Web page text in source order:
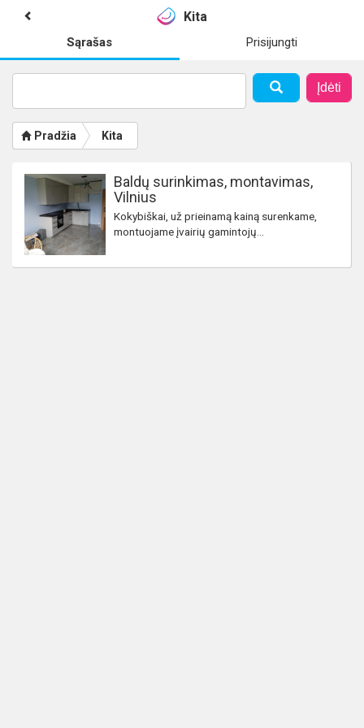
Kita
Sąrašas Prisijungti
Įdėti
Pradžia Kita
Baldų surinkimas, montavimas,
Vilnius
Kokybiškai, už prieinamą kainą surenkame,
montuojame įvairių gamintojų...